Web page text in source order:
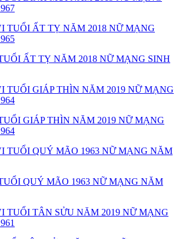
ẤT TỴ NĂM 2018 NỮ MẠNG SINH
GIÁP THÌN NĂM 2019 NỮ MẠNG
QUÝ MÃO 1963 NỮ MẠNG NĂM